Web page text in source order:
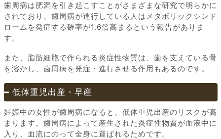
歯周病は肥満を引き起こすことがさまざまな研究で明らかに
されており、歯周病が進行している人はメタボリックシンド
ロームを発症する確率が1.6倍高まるという報告がありま
す。
また、脂肪細胞で作られる炎症性物質は、歯を支えている骨
を溶かし、歯周病を発症・進行させる作用もあるのです。
低体重児出産・早産
妊娠中の女性が歯周病になると、低体重児出産のリスクが高
まります。歯周病によって産生された炎症性物質が血液中に
入り、血流にのって全身に運ばれるためです。